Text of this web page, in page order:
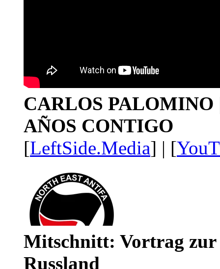
CARLOS PALOMINO
AÑOS CONTIGO
[LeftSide.Media] | [
Mitschnitt: Vortrag zur
Russland